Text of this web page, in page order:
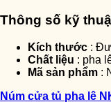
Thông số kỹ
Kích thước :
Chất liệu : pha
Mã sản phẩm :
Núm cửa tủ pha lê